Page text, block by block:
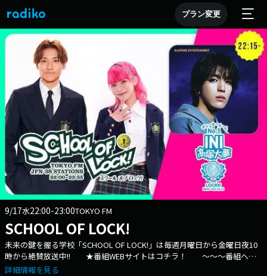
プラン変更
9/17水22:00-23:00TOKYO FM
SCHOOL OF LOCK!
未来の鍵を握る学校「SCHOOL OF LOCK!」は毎週月曜日から金曜日夜10
時から絶賛放送中!! ★番組WEBサイトはコチラ！ ～～～番組への
メッセージはコチラから～～～ ◇学校掲示板に書き込む （掲示板は登
詳細情報を見る